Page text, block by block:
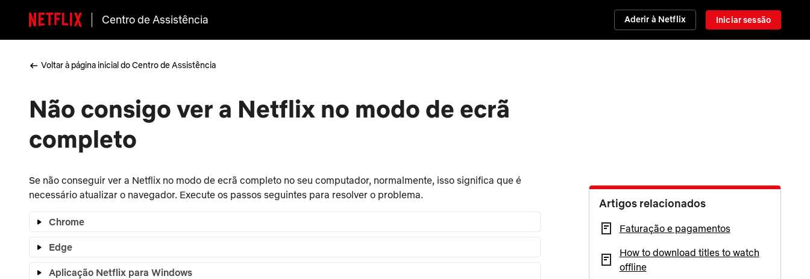
Centro de Assistência Aderir à Netflix Iniciar sessão
Voltar à página inicial do Centro de Assistência
Não consigo ver a Netflix no modo de ecrã
completo
Se não conseguir ver a Netflix no modo de ecrã completo no seu computador, normalmente, isso significa que é
necessário atualizar o navegador. Execute os passos seguintes para resolver o problema.
Chrome
Edge
Aplicação Netflix para Windows
Artigos relacionados
Faturação e pagamentos
How to download titles to watch
offline